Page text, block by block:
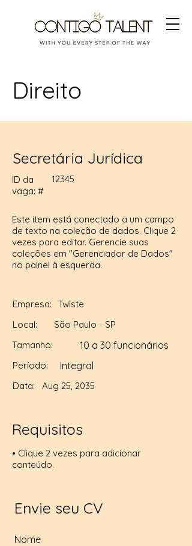
Direito
Secretária Jurídica
ID da
vaga: #
12345
Este item está conectado a um campo
de texto na coleção de dados. Clique 2
vezes para editar. Gerencie suas
coleções em "Gerenciador de Dados"
no painel à esquerda.
Empresa:
Twiste
Local:
São Paulo - SP
Tamanho:
10 a 30 funcionários
Período: Integral
Data: Aug 25, 2035
Requisitos
• Clique 2 vezes para adicionar
conteúdo.
Envie seu CV
Nome